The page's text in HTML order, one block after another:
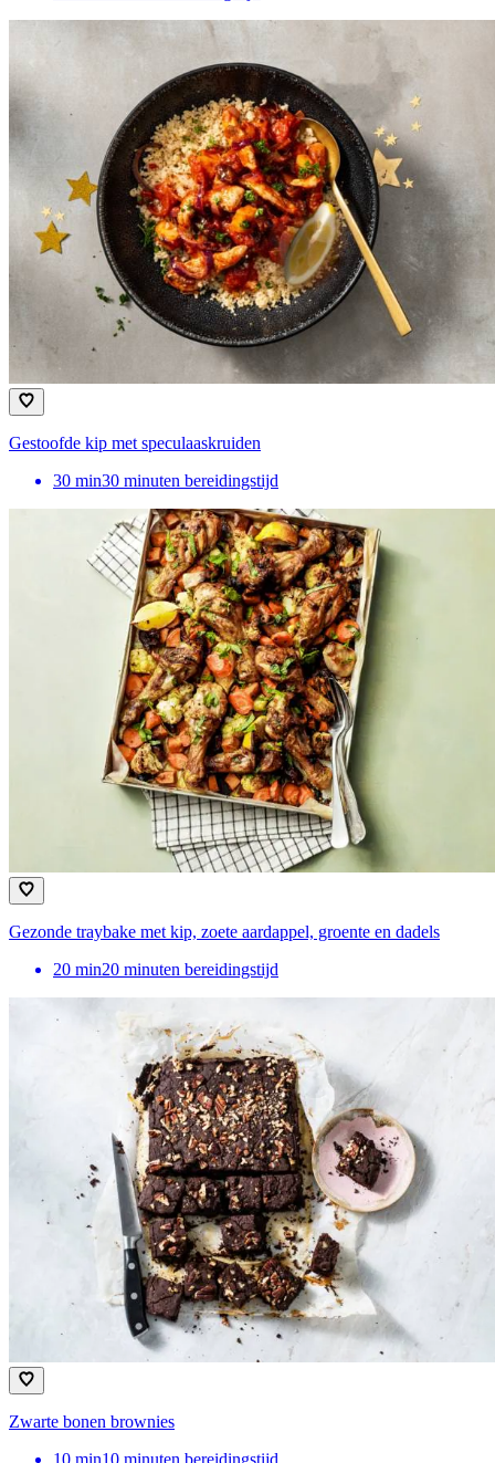
Gestoofde kip met speculaaskruiden
30 min30 minuten bereidingstijd
Gezonde traybake met kip, zoete aardappel, groente en dadels
20 min20 minuten bereidingstijd
Zwarte bonen brownies
10 min10 minuten bereidingstijd